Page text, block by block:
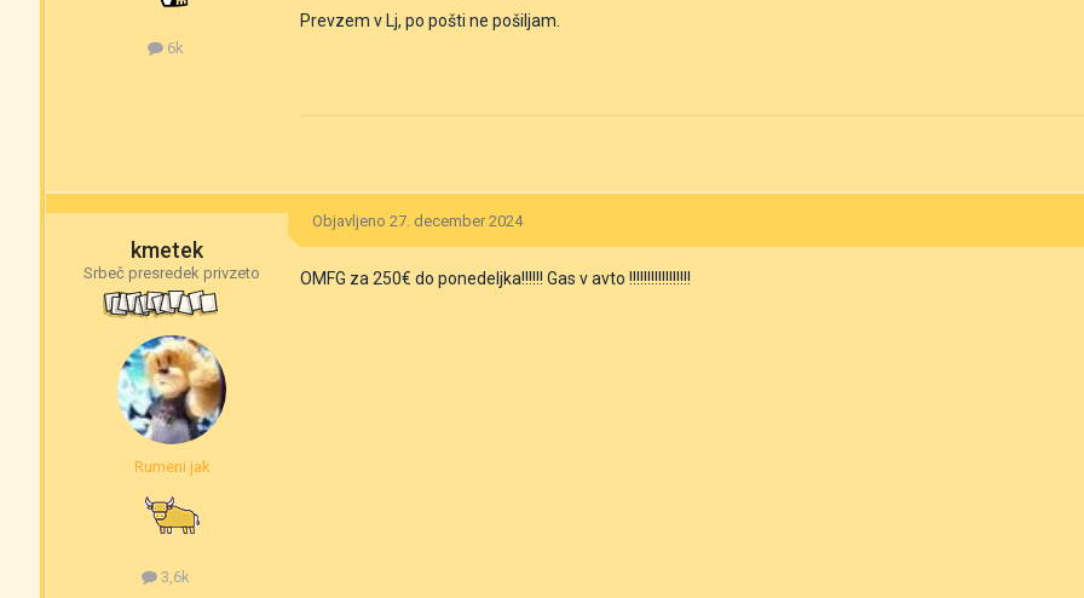
6k
Prevzem v Lj, po pošti ne pošiljam.
kmetek
Srbeč presredek privzeto
Rumeni jak
3,6k
Objavljeno27. december 2024
OMFG za 250€ do ponedeljka!!!!!! Gas v avto !!!!!!!!!!!!!!!!!